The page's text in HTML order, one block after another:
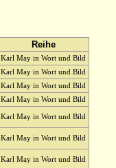
Reihe
Karl May in Wort und Bild
Karl May in Wort und Bild
Karl May in Wort und Bild
Karl May in Wort und Bild
Karl May in Wort und Bild
Karl May in Wort und Bild
Karl May in Wort und Bild